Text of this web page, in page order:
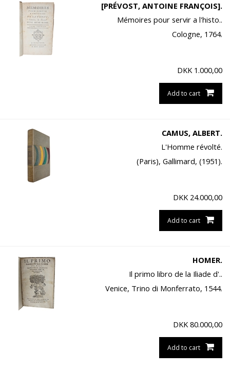
[PRÉVOST, ANTOINE FRANÇOIS].
Mémoires pour servir a l'histo..
Cologne, 1764.
DKK 1.000,00
Add to cart
CAMUS, ALBERT.
L'Homme révolté.
(Paris), Gallimard, (1951).
DKK 24.000,00
Add to cart
HOMER.
Il primo libro de la Iliade d'..
Venice, Trino di Monferrato, 1544.
DKK 80.000,00
Add to cart